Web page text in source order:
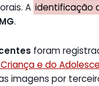
A identificação
.
foram
e do
imagens por